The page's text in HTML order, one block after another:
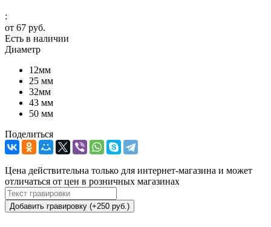
:
от 67 руб.
Есть в наличии
Диаметр
12мм
25 мм
32мм
43 мм
50 мм
Поделиться
Цена действительна только для интернет-магазина и может
отличаться от цен в розничных магазинах
Добавить гравировку (+250 руб.)